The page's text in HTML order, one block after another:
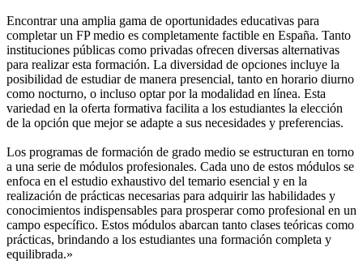
Encontrar una amplia gama de oportunidades educativas para
completar un FP medio es completamente factible en España. Tanto
instituciones públicas como privadas ofrecen diversas alternativas
para realizar esta formación. La diversidad de opciones incluye la
posibilidad de estudiar de manera presencial, tanto en horario diurno
como nocturno, o incluso optar por la modalidad en línea. Esta
variedad en la oferta formativa facilita a los estudiantes la elección
de la opción que mejor se adapte a sus necesidades y preferencias.
Los programas de formación de grado medio se estructuran en torno
a una serie de módulos profesionales. Cada uno de estos módulos se
enfoca en el estudio exhaustivo del temario esencial y en la
realización de prácticas necesarias para adquirir las habilidades y
conocimientos indispensables para prosperar como profesional en un
campo específico. Estos módulos abarcan tanto clases teóricas como
prácticas, brindando a los estudiantes una formación completa y
equilibrada.»